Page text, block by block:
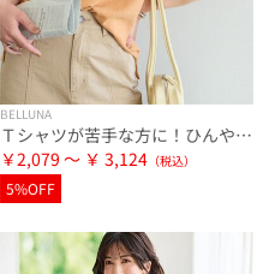
BELLUNA
Ｔシャツが苦手な方に！ひんやり綿混ニットＴ【選べるデザイン】
￥2,079 ～ ￥ 3,124
5%OFF